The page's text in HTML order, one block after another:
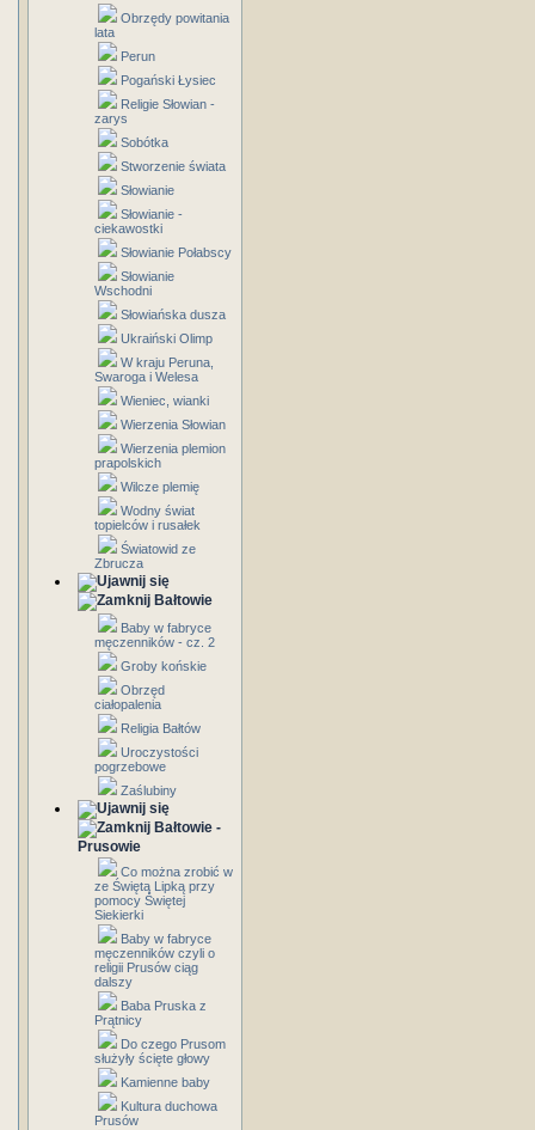
Obrzędy powitania
lata
Perun
Pogański Łysiec
Religie Słowian -
zarys
Sobótka
Stworzenie świata
Słowianie
Słowianie -
ciekawostki
Słowianie Połabscy
Słowianie
Wschodni
Słowiańska dusza
Ukraiński Olimp
W kraju Peruna,
Swaroga i Welesa
Wieniec, wianki
Wierzenia Słowian
Wierzenia plemion
prapolskich
Wilcze plemię
Wodny świat
topielców i rusałek
Światowid ze
Zbrucza
Bałtowie
Baby w fabryce
męczenników - cz. 2
Groby końskie
Obrzęd
ciałopalenia
Religia Bałtów
Uroczystości
pogrzebowe
Zaślubiny
Bałtowie -
Prusowie
Co można zrobić w
ze Świętą Lipką przy
pomocy Świętej
Siekierki
Baby w fabryce
męczenników czyli o
religii Prusów ciąg
dalszy
Baba Pruska z
Prątnicy
Do czego Prusom
służyły ścięte głowy
Kamienne baby
Kultura duchowa
Prusów